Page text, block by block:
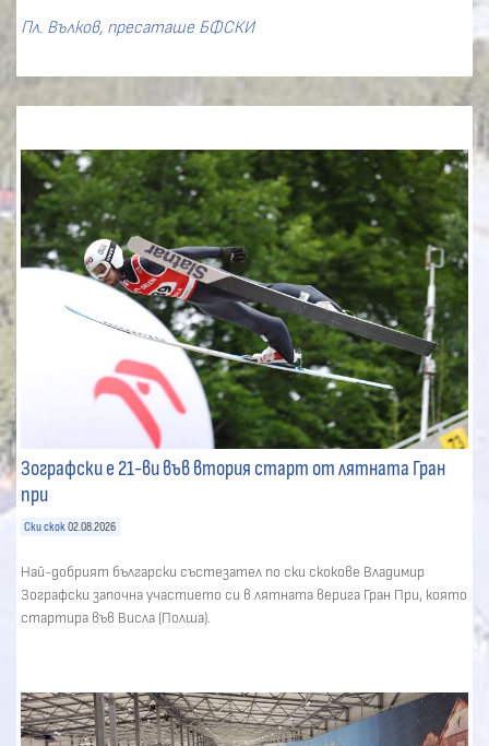
Пл. Вълков, пресаташе БФСКИ
Зографски е 21-ви във втория старт от лятната Гран
при
Ски скок 02.08.2026
Най-добрият български състезател по ски скокове Владимир
Зографски започна участието си в лятната верига Гран При, която
стартира във Висла (Полша).